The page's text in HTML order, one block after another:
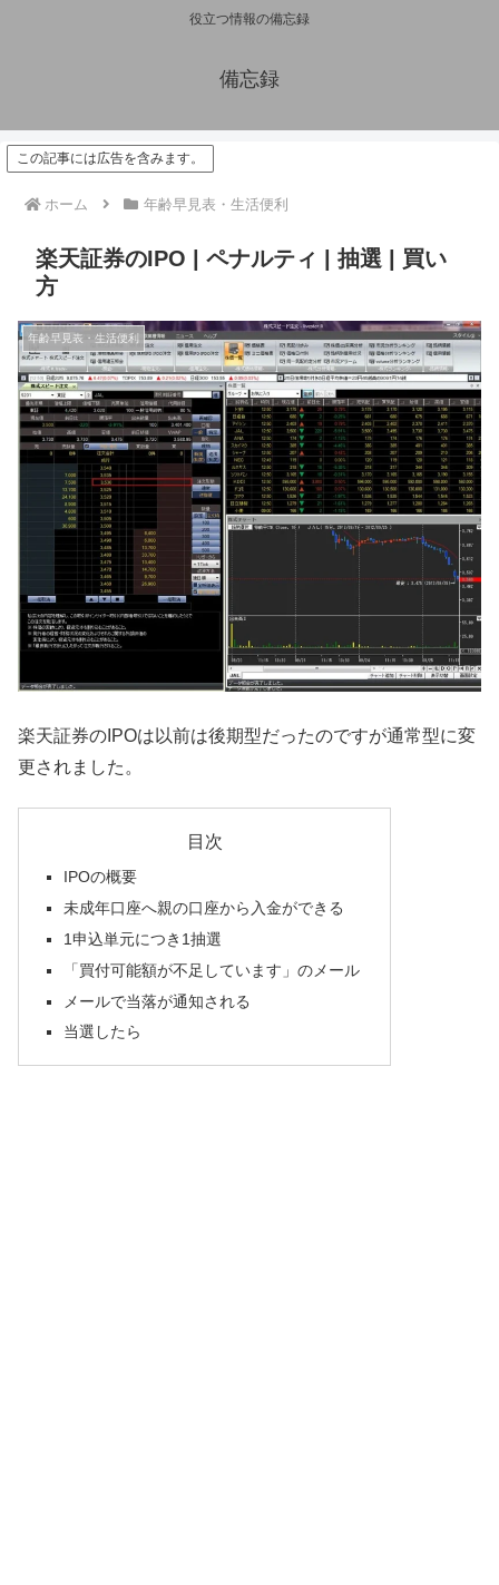
役立つ情報の備忘録
備忘録
この記事には広告を含みます。
ホーム 年齢早見表・生活便利
楽天証券のIPO | ペナルティ | 抽選 | 買い
方
年齢早見表・生活便利
楽天証券のIPOは以前は後期型だったのですが通常型に変
更されました。
目次
IPOの概要
未成年口座へ親の口座から入金ができる
1申込単元につき1抽選
「買付可能額が不足しています」のメール
メールで当落が通知される
当選したら